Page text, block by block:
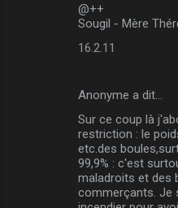
@++
Sougil - Mère
16.2.11
Anonyme a dit…
Sur ce coup là
restriction : le
etc.des
99,9% : c'est
maladroits et des
commerçants. Je